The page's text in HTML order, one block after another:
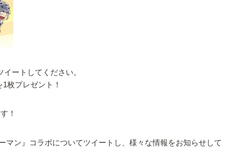
ートしてください。
枚プレゼント！
！
ン』コラボについてツイートし、様々な情報をお知らせして